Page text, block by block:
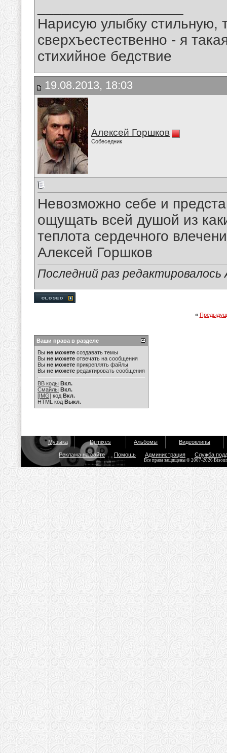
Нарисую улыбку стильную,
сверхъестественно - я
стихийное бедствие
19.08.2013, 18:03
Алексей Горшков
Собеседник
Невозможно себе и
ощущать всей душой из
теплота сердечного
Алексей Горшков
Последний раз
«
Ваши права в разделе
Вы не можете создавать темы
Вы не можете отвечать на сообщения
Вы не можете прикреплять файлы
Вы не можете редактировать сообщения
BB коды Вкл.
Смайлы Вкл.
[IMG] код Вкл.
HTML код Выкл.
Музыка Dj mixes Альбомы Видеоклипы
Реклама на сайте Помощь Администрация Служба
Все права защищены © 2007-2026